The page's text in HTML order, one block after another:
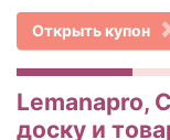
Открыть купон
Lemanapro,
доску и